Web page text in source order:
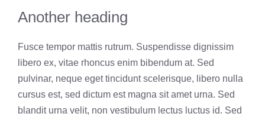
Another heading
Fusce tempor mattis rutrum. Suspendisse dignissim
libero ex, vitae rhoncus enim bibendum at. Sed
pulvinar, neque eget tincidunt scelerisque, libero nulla
cursus est, sed dictum est magna sit amet urna. Sed
blandit urna velit, non vestibulum lectus luctus id. Sed